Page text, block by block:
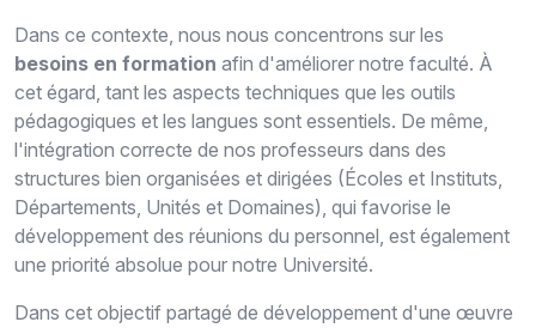
Dans ce contexte, nous nous concentrons sur les
besoins en formation afin d'améliorer notre faculté. À
cet égard, tant les aspects techniques que les outils
pédagogiques et les langues sont essentiels. De même,
l'intégration correcte de nos professeurs dans des
structures bien organisées et dirigées (Écoles et Instituts,
Départements, Unités et Domaines), qui favorise le
développement des réunions du personnel, est également
une priorité absolue pour notre Université.
Dans cet objectif partagé de développement d'une œuvre